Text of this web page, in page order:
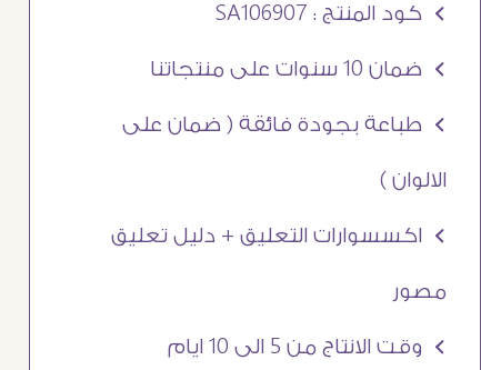
Ö كود المنتج : SA106907
Ö ضمان 10 سنوات على منتجاتنا
Ö طباعة بجودة فائقة ( ضمان على
الالوان )
Ö اكسسوارات التعليق + دليل تعليق
مصور
Ö وقت الانتاج من 5 الى 10 ايام